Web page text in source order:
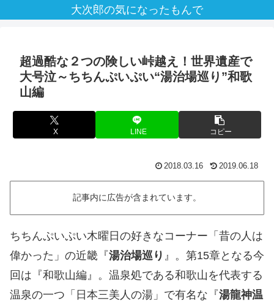
大次郎の気になったもんで
超過酷な２つの険しい峠越え！世界遺産で
大号泣～ちちんぷいぷい“湯治場巡り”和歌
山編
X LINE コピー
2018.03.16 2019.06.18
記事内に広告が含まれています。
ちちんぷいぷい木曜日の好きなコーナー「昔の人は
偉かった」の近畿『湯治場巡り 』。第15章となる今
回は『和歌山編』。温泉処である和歌山を代表する
温泉の一つ「日本三美人の湯」で有名な『湯龍神温